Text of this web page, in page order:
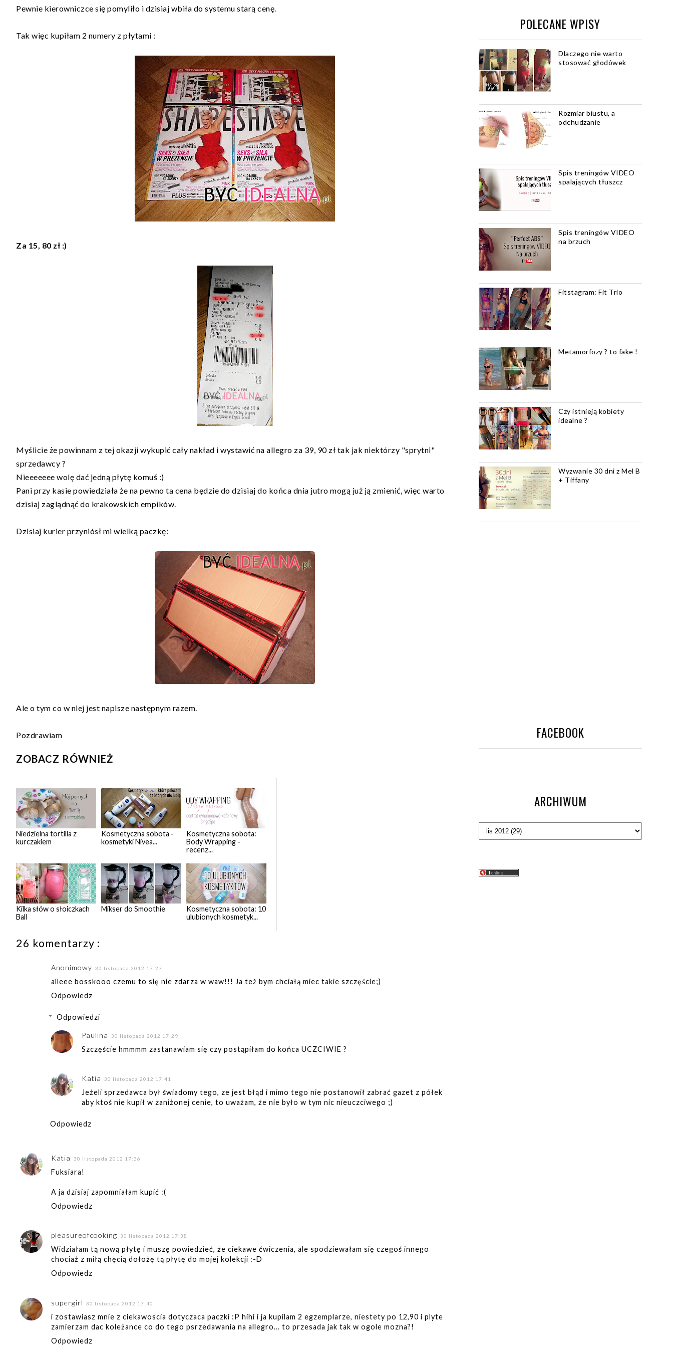
Pewnie kierowniczce się pomyliło i dzisiaj wbiła do systemu starą cenę.
Tak więc kupiłam 2 numery z płytami :
Za 15, 80 zł :)
Myślicie że powinnam z tej okazji wykupić cały nakład i wystawić na allegro za 39, 90 zł tak jak niektórzy "sprytni"
sprzedawcy ?
Nieeeeeee wolę dać jedną płytę komuś :)
Pani przy kasie powiedziała że na pewno ta cena będzie do dzisiaj do końca dnia jutro mogą już ją zmienić, więc warto
dzisiaj zaglądnąć do krakowskich empików.
Dzisiaj kurier przyniósł mi wielką paczkę:
Ale o tym co w niej jest napisze następnym razem.
Pozdrawiam
ZOBACZ RÓWNIEŻ
Niedzielna tortilla z
kurczakiem
Kosmetyczna sobota -
kosmetyki Nivea...
Kosmetyczna sobota:
Body Wrapping -
recenz...
Kilka słów o słoiczkach
Ball
Mikser do Smoothie
Kosmetyczna sobota: 10
ulubionych kosmetyk...
26 komentarzy :
Anonimowy 30 listopada 2012 17:27
alleee bosskooo czemu to się nie zdarza w waw!!! Ja też bym chciałą miec takie szczęście;)
Odpowiedz
Odpowiedzi
Paulina 30 listopada 2012 17:29
Szczęście hmmmm zastanawiam się czy postąpiłam do końca UCZCIWIE ?
Katia 30 listopada 2012 17:41
Jeżeli sprzedawca był świadomy tego, ze jest błąd i mimo tego nie postanowił zabrać gazet z półek
aby ktoś nie kupił w zaniżonej cenie, to uważam, że nie było w tym nic nieuczciwego ;)
Odpowiedz
Katia 30 listopada 2012 17:36
Fuksiara!
A ja dzisiaj zapomniałam kupić :(
Odpowiedz
pleasureofcooking 30 listopada 2012 17:38
Widziałam tą nową płytę i muszę powiedzieć, że ciekawe ćwiczenia, ale spodziewałam się czegoś innego
chociaż z miłą chęcią dołożę tą płytę do mojej kolekcji :-D
Odpowiedz
supergirl 30 listopada 2012 17:40
i zostawiasz mnie z ciekawoscia dotyczaca paczki :P hihi i ja kupilam 2 egzemplarze, niestety po 12,90 i plyte
zamierzam dac koleżance co do tego psrzedawania na allegro... to przesada jak tak w ogole mozna?!
Odpowiedz
POLECANE WPISY
Dlaczego nie warto
stosować głodówek
Rozmiar biustu, a
odchudzanie
Spis treningów VIDEO
spalających tłuszcz
Spis treningów VIDEO
na brzuch
Fitstagram: Fit Trio
Metamorfozy ? to fake !
Czy istnieją kobiety
idealne ?
Wyzwanie 30 dni z Mel B
+ Tiffany
FACEBOOK
ARCHIWUM